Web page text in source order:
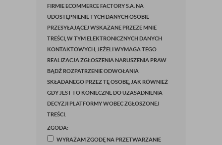
FIRMIE ECOMMERCE FACTORY S.A. NA
UDOSTĘPNIENIE TYCH DANYCH OSOBIE
PRZESYŁAJĄCEJ WSKAZANE PRZEZE MNIE
TREŚCI, W TYM ELEKTRONICZNYCH DANYCH
KONTAKTOWYCH, JEŻELI WYMAGA TEGO
REALIZACJA ZGŁOSZENIA NARUSZENIA PRAW
BĄDŹ ROZPATRZENIE ODWOŁANIA
SKŁADANEGO PRZEZ TĘ OSOBĘ, JAK RÓWNIEŻ
GDY JEST TO KONIECZNE DO UZASADNIENIA
DECYZJI PLATFORMY WOBEC ZGŁOSZONEJ
TREŚCI.
ZGODA:
WYRAŻAM ZGODĘ NA PRZETWARZANIE